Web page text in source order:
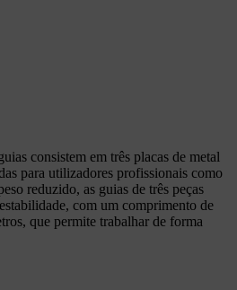
consistem em três placas de metal
para utilizadores profissionais como
reduzido, as guias de três peças
com um comprimento de
que permite trabalhar de forma